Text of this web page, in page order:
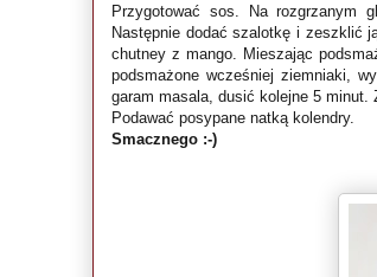
Przygotować sos. Na rozgrzanym
Następnie dodać szalotkę i zeszklić
chutney z mango. Mieszając
podsmażone wcześniej ziemniaki,
garam masala, dusić kolejne 5 minut.
Podawać posypane natką kolendry.
Smacznego :-)